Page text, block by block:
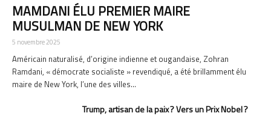
MAMDANI ÉLU PREMIER MAIRE
MUSULMAN DE NEW YORK
5 novembre 2025
Américain naturalisé, d’origine indienne et ougandaise, Zohran
Ramdani, « démocrate socialiste » revendiqué, a été brillamment élu
maire de New York, l’une des villes...
Trump, artisan de la paix ? Vers un Prix Nobel ?